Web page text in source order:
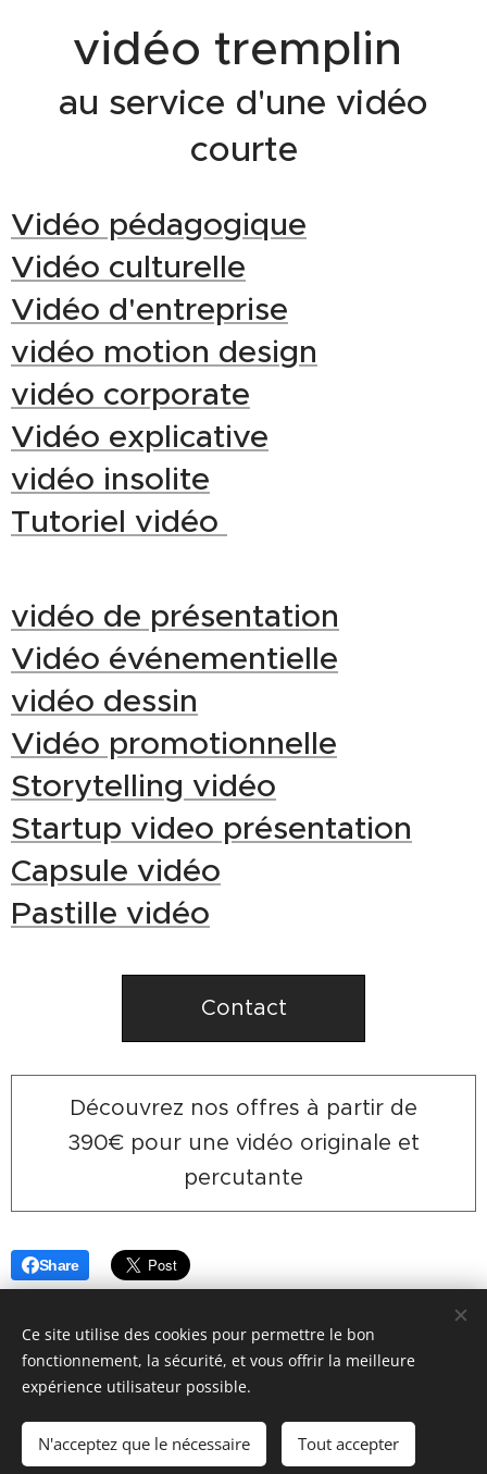
vidéo tremplin
au service d'une vidéo
courte
Vidéo pédagogique
Vidéo culturelle
Vidéo d'entreprise
vidéo motion design
vidéo corporate
Vidéo explicative
vidéo insolite
Tutoriel vidéo
vidéo de présentation
Vidéo événementielle
vidéo dessin
Vidéo promotionnelle
Storytelling vidéo
Startup video présentation
Capsule vidéo
Pastille vidéo
Contact
Découvrez nos offres à partir de
390€ pour une vidéo originale et
percutante
Share
site réalisé par www.videotremplin.fr
Optimisé parWebnode Cookies
Ce site utilise des cookies pour permettre le bon
fonctionnement, la sécurité, et vous offrir la meilleure
expérience utilisateur possible.
N'acceptez que le nécessaire Tout accepter